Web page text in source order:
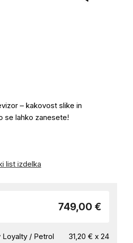
– kakovost slike in
se lahko zanesete!
list izdelka
749,00 €
Loyalty / Petrol
31,20 € x 24